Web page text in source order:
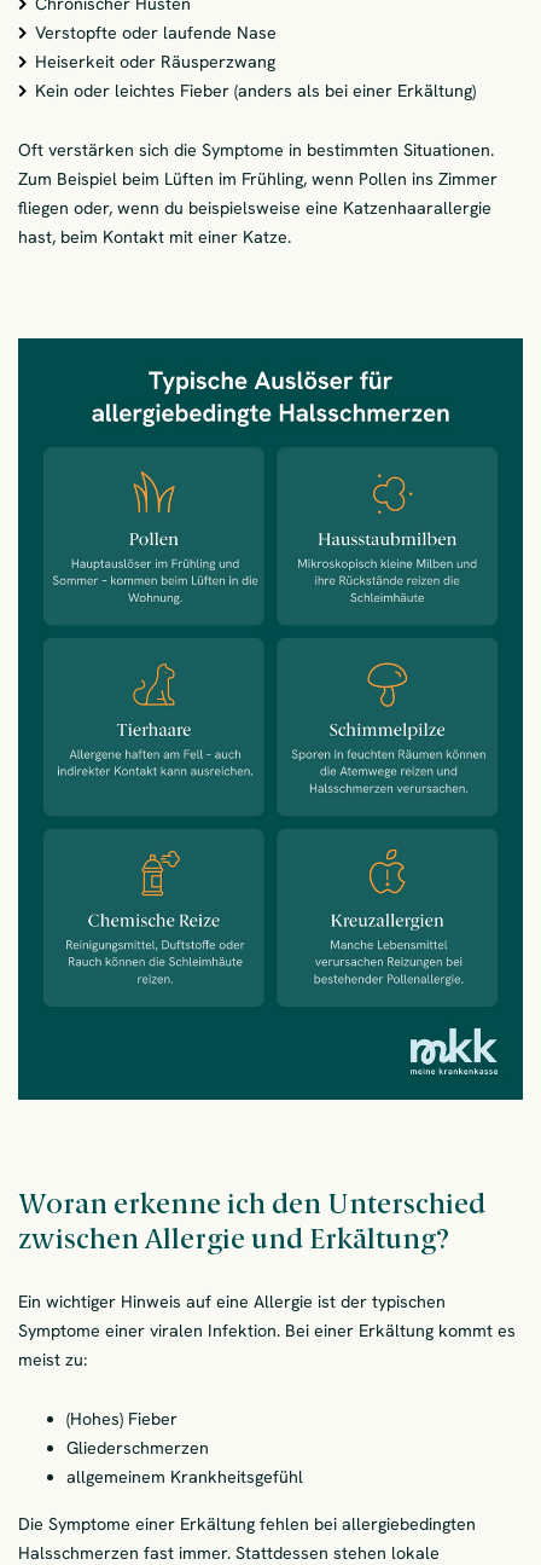
Verstopfte oder laufende Nase
Heiserkeit oder Räusperzwang
Kein oder leichtes Fieber (anders als bei einer Erkältung)
Oft verstärken sich die Symptome in bestimmten Situationen.
Zum Beispiel beim Lüften im Frühling, wenn Pollen ins Zimmer
fliegen oder, wenn du beispielsweise eine Katzenhaarallergie
hast, beim Kontakt mit einer Katze.
Woran erkenne ich den Unterschied
zwischen Allergie und Erkältung?
Ein wichtiger Hinweis auf eine Allergie ist der typischen
Symptome einer viralen Infektion. Bei einer Erkältung kommt es
meist zu:
(Hohes) Fieber
Gliederschmerzen
allgemeinem Krankheitsgefühl
Die Symptome einer Erkältung fehlen bei allergiebedingten
Halsschmerzen fast immer. Stattdessen stehen lokale